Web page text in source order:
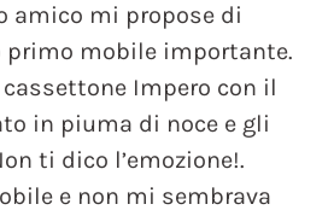
amico mi propose di
primo mobile importante.
Impero con il
in piuma di noce e gli
ti dico l’emozione!.
e non mi sembrava